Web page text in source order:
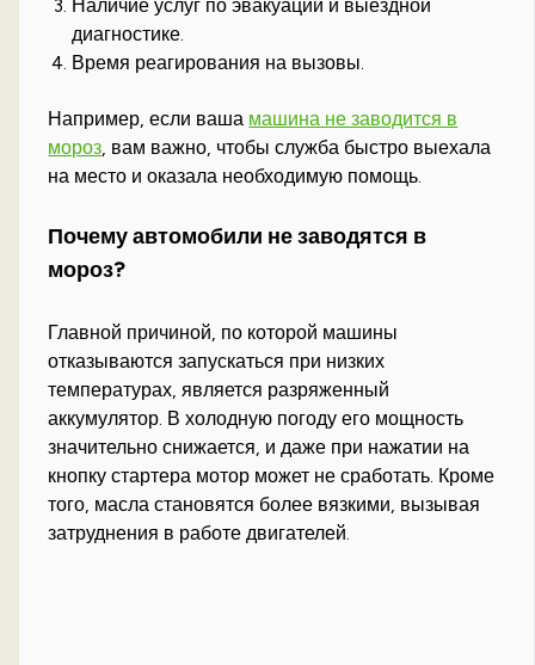
Наличие услуг по эвакуации и выездной
диагностике.
Время реагирования на вызовы.
Например, если ваша машина не заводится в
мороз, вам важно, чтобы служба быстро выехала
на место и оказала необходимую помощь.
Почему автомобили не заводятся в
мороз?
Главной причиной, по которой машины
отказываются запускаться при низких
температурах, является разряженный
аккумулятор. В холодную погоду его мощность
значительно снижается, и даже при нажатии на
кнопку стартера мотор может не сработать. Кроме
того, масла становятся более вязкими, вызывая
затруднения в работе двигателей.